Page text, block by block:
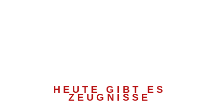
HEUTE GIBT ES
ZEUGNISSE